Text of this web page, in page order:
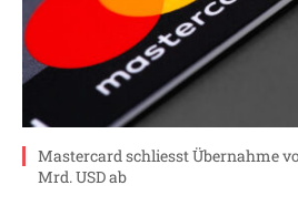
Mastercard schliesst Übernahme
Mrd. USD ab